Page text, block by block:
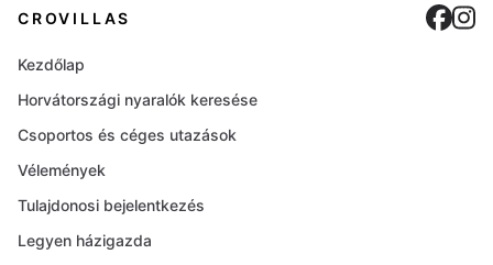
CROVILLAS
Kezdőlap
Horvátországi nyaralók keresése
Csoportos és céges utazások
Vélemények
Tulajdonosi bejelentkezés
Legyen házigazda